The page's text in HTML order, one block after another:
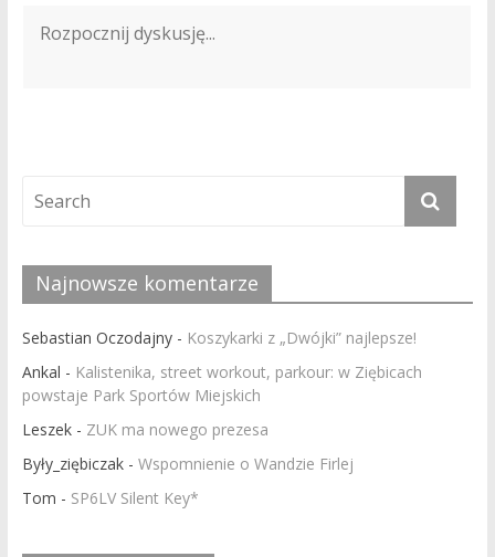
Najnowsze komentarze
Sebastian Oczodajny- Koszykarki z „Dwójki” najlepsze!
Ankal - Kalistenika, street workout, parkour: w Ziębicach
powstaje Park Sportów Miejskich
Leszek- ZUK ma nowego prezesa
Były_ziębiczak- Wspomnienie o Wandzie Firlej
Tom - SP6LV Silent Key*